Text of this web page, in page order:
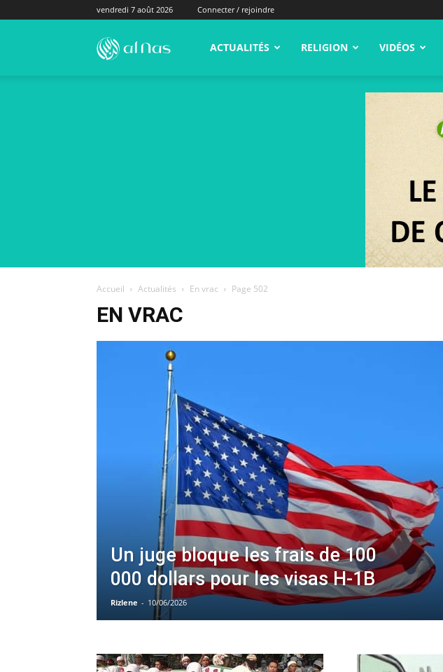
vendredi 7 août 2026 Connecter / rejoindre
alNas.fr ACTUALITÉS RELIGION VIDÉOS
Accueil Actualités En vrac Page 502
EN VRAC
Un juge bloque les frais de 100
000 dollars pour les visas H-1B
Rizlene - 10/06/2026